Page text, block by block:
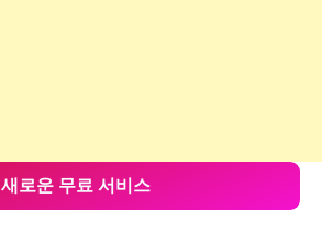
새로운 무료 서비스